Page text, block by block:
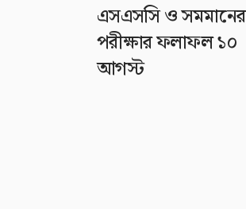
এসএসসি ও সমমানের
পরীক্ষার ফলাফল ১০
আগস্ট